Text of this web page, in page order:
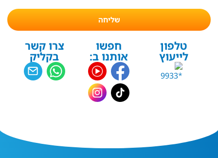
שליחה
טלפון
לייעוץ
חפשו
אותנו ב:
צרו קשר
בקליק